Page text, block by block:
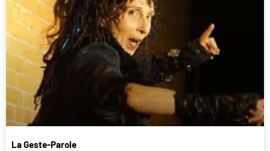
La Geste-Parole